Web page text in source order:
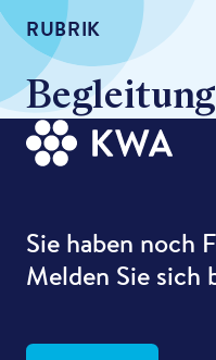
RUBRIK
Begleitung
Sie haben noch
Melden Sie sich